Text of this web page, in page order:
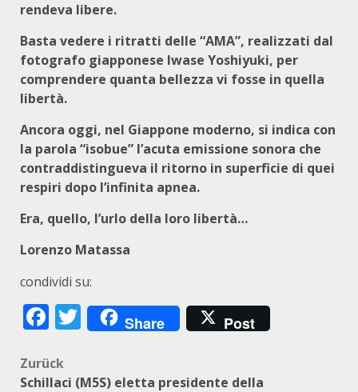
rendeva libere.
Basta vedere i ritratti delle “AMA”, realizzati dal
fotografo giapponese Iwase Yoshiyuki, per
comprendere quanta bellezza vi fosse in quella
libertà.
Ancora oggi, nel Giappone moderno, si indica con
la parola “isobue” l’acuta emissione sonora che
contraddistingueva il ritorno in superficie di quei
respiri dopo l’infinita apnea.
Era, quello, l’urlo della loro libertà…
Lorenzo Matassa
condividi su:
Facebook
Twitter
Share Post
Beitragsnavigation
Zurück
Schillaci (M5S) eletta presidente della